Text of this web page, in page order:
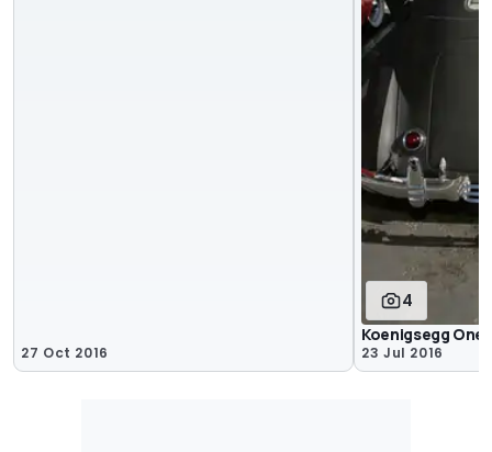
27 Oct 2016
4
Koenigsegg
23 Jul 2016